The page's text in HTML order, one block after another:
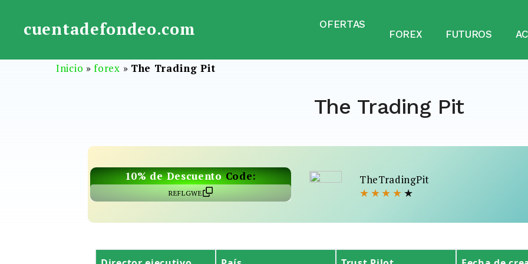
cuentadefondeo.com
OFERTAS
FOREX
FUTUROS
Inicio »forex » The Trading Pit
The Trading Pit
10% de DescuentoCode:
REFLGWE
TheTradingPit
★ ★★ ★ ★